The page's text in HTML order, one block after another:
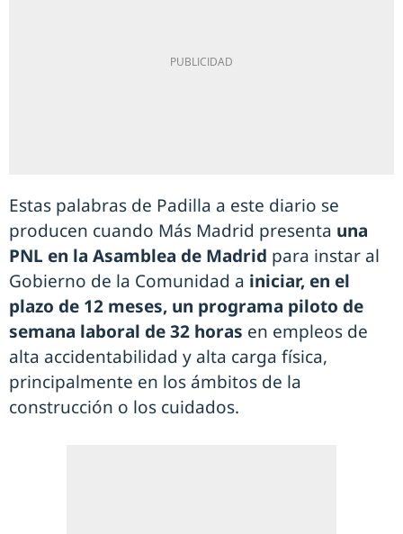
Estas palabras de Padilla a este diario se
producen cuando Más Madrid presenta una
PNL en la Asamblea de Madrid para instar al
Gobierno de la Comunidad a iniciar, en el
plazo de 12 meses, un programa piloto de
semana laboral de 32 horas en empleos de
alta accidentabilidad y alta carga física,
principalmente en los ámbitos de la
construcción o los cuidados.